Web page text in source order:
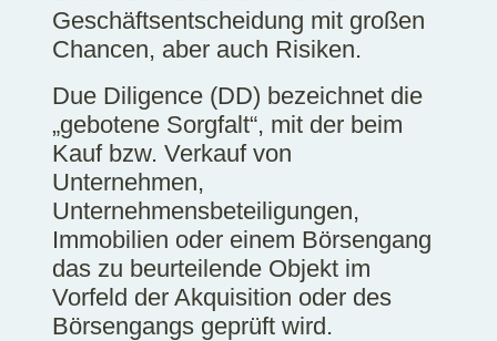
Geschäftsentscheidung mit großen
Chancen, aber auch Risiken.
Due Diligence (DD) bezeichnet die
„gebotene Sorgfalt“, mit der beim
Kauf bzw. Verkauf von
Unternehmen,
Unternehmensbeteiligungen,
Immobilien oder einem Börsengang
das zu beurteilende Objekt im
Vorfeld der Akquisition oder des
Börsengangs geprüft wird.